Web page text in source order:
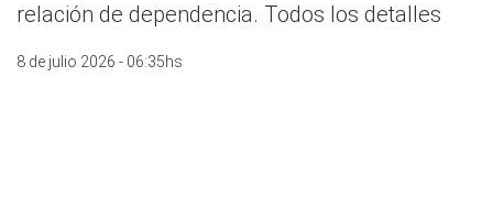
relación de dependencia. Todos los detalles
8 de julio 2026 - 06:35hs